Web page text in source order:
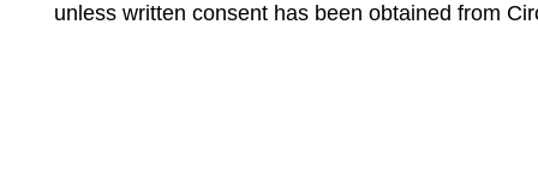
unless written consent has been obtained from